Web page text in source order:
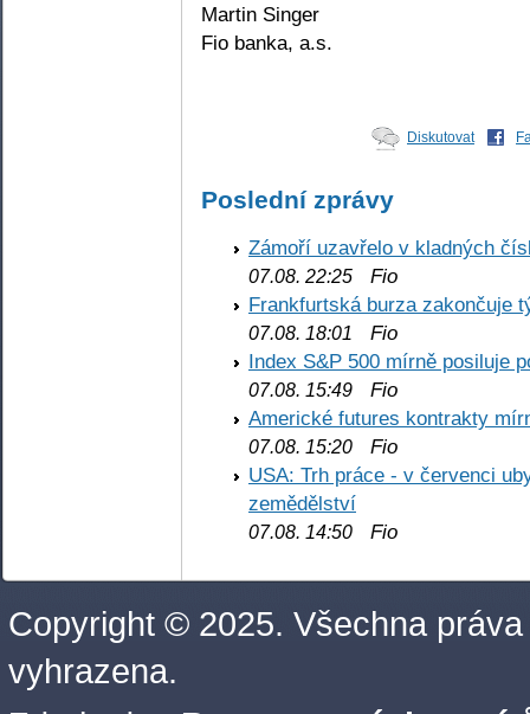
Martin Singer
Fio banka, a.s.
Diskutovat
Poslední zprávy
Zámoří uzavřelo v kladných
07.08. 22:25 Fio
Frankfurtská burza zakončuje
07.08. 18:01
Fio
Index S&P 500 mírně posiluje
07.08. 15:49 Fio
Americké futures kontrakty
07.08. 15:20 Fio
USA: Trh práce - v červenci
zemědělství
07.08. 14:50 Fio
Copyright © 2025. Všechna práva
vyhrazena.